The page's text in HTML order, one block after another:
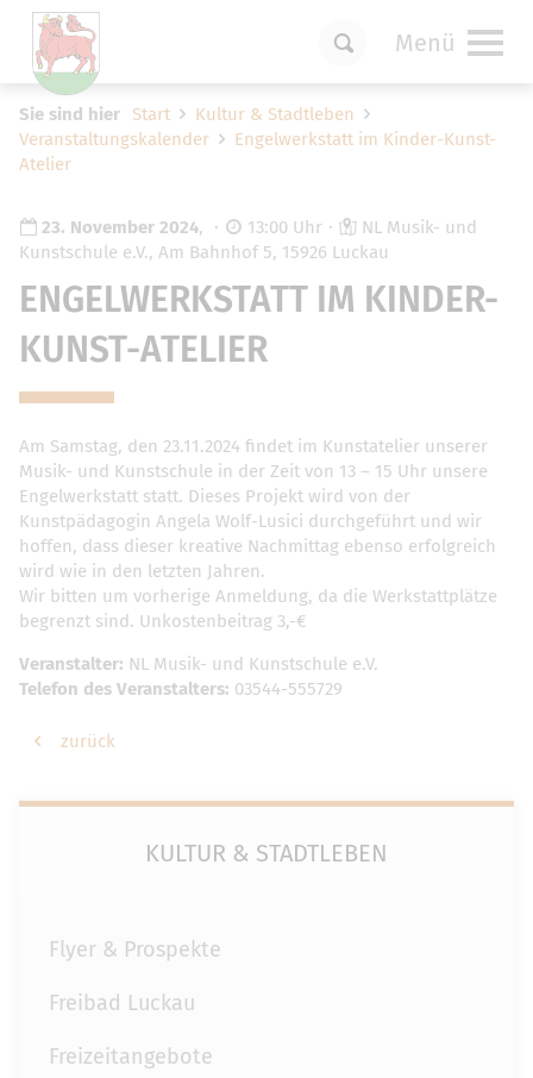
Menü
Sie sind hier Start
Kultur & Stadtleben
Veranstaltungskalender
Engelwerkstatt im Kinder-Kunst-
Atelier
23. November 2024, 13:00 Uhr
NL Musik- und
Kunstschule e.V., Am Bahnhof 5, 15926 Luckau
ENGELWERKSTATT IM KINDER-
KUNST-ATELIER
Am Samstag, den 23.11.2024 findet im Kunstatelier unserer
Musik- und Kunstschule in der Zeit von 13 – 15 Uhr unsere
Engelwerkstatt statt. Dieses Projekt wird von der
Kunstpädagogin Angela Wolf-Lusici durchgeführt und wir
hoffen, dass dieser kreative Nachmittag ebenso erfolgreich
wird wie in den letzten Jahren.
Wir bitten um vorherige Anmeldung, da die Werkstattplätze
begrenzt sind. Unkostenbeitrag 3,-€
Veranstalter: NL Musik- und Kunstschule e.V.
Telefon des Veranstalters: 03544-555729
zurück
KULTUR & STADTLEBEN
Flyer & Prospekte
Freibad Luckau
Freizeitangebote
vornehmen zu können wird die Berechtigung
fürfunktionale Cookiesin den Cookie-
Cookie-Einstellungen